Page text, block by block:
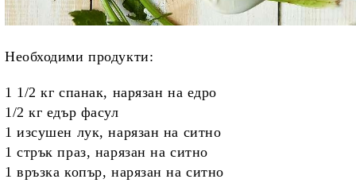
Необходими продукти:
1 1/2 кг спанак, нарязан на едро
1/2 кг едър фасул
1 изсушен лук, нарязан на ситно
1 стрък праз, нарязан на ситно
1 връзка копър, нарязан на ситно